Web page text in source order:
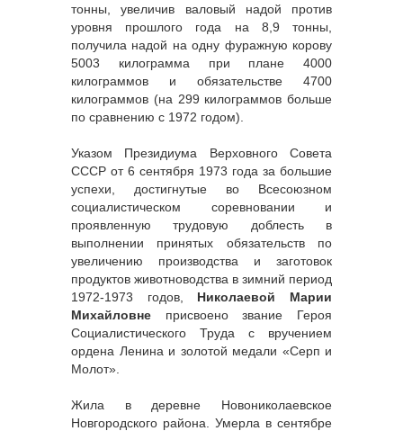
тонны, увеличив валовый надой против
уровня прошлого года на 8,9 тонны,
получила надой на одну фуражную корову
5003 килограмма при плане 4000
килограммов и обязательстве 4700
килограммов (на 299 килограммов больше
по сравнению с 1972 годом).
Указом Президиума Верховного Совета
СССР от 6 сентября 1973 года за большие
успехи, достигнутые во Всесоюзном
социалистическом соревновании и
проявленную трудовую доблесть в
выполнении принятых обязательств по
увеличению производства и заготовок
продуктов животноводства в зимний период
1972-1973 годов, Николаевой Марии
Михайловне присвоено звание Героя
Социалистического Труда с вручением
ордена Ленина и золотой медали «Серп и
Молот».
Жила в деревне Новониколаевское
Новгородского района. Умерла в сентябре